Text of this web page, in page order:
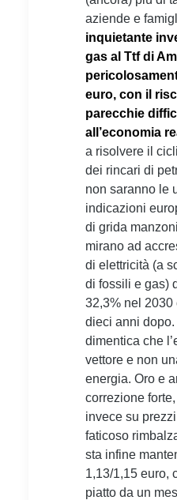
aziende e
inquietante
gas al Ttf di
euro, con il
parecchie
all’economia
a risolvere il
dei rincari di
non saranno le
indicazioni
di grida
mirano ad
di elettricità (a
di fossili e gas)
32,3% nel 2030
dieci anni
dimentica che
vettore e non
energia. Oro e
correzione
invece su
faticoso
sta infine
1,13/1,15 euro,
piatto da un